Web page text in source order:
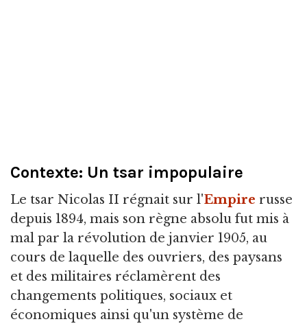
Contexte: Un tsar impopulaire
Le tsar Nicolas II régnait sur l'Empire russe
depuis 1894, mais son règne absolu fut mis à
mal par la révolution de janvier 1905, au
cours de laquelle des ouvriers, des paysans
et des militaires réclamèrent des
changements politiques, sociaux et
économiques ainsi qu'un système de